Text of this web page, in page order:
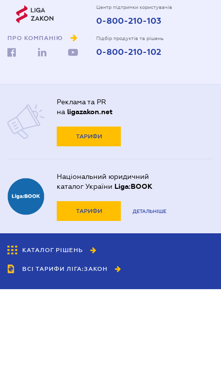
ПРО КОМПАНІЮ
Центр підтримки користувачів
0-800-210-103
Підбір продуктів та рішень
0-800-210-102
Реклама та PR
на ligazakon.net
ТАРИФИ
Національний юридичний
каталог України Liga:BOOK
ТАРИФИ ДЕТАЛЬНІШЕ
КАТАЛОГ РІШЕНЬ
ВСІ ТАРИФИ ЛІГА:ЗАКОН